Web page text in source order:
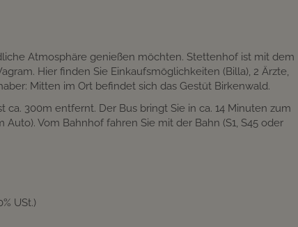
Atmosphäre genießen möchten. Stettenhof ist mit dem
Hier finden Sie Einkaufsmöglichkeiten (Billa), 2 Ärzte,
Mitten im Ort befindet sich das Gestüt Birkenwald.
ca. 300m entfernt. Der Bus bringt Sie in ca. 14 Minuten zum
Vom Bahnhof fahren Sie mit der Bahn (S1, S45 oder
USt.)